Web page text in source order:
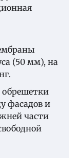
(50 мм), на
фасадов и
части